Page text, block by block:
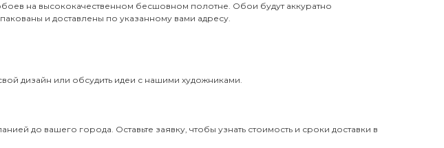
на высококачественном бесшовном полотне. Обои будут аккуратно
и доставлены по указанному вами адресу.
дизайн или обсудить идеи с нашими художниками.
до вашего города. Оставьте заявку, чтобы узнать стоимость и сроки доставки в